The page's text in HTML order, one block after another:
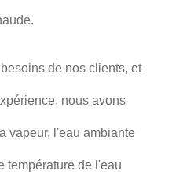
de nos clients, et
nous avons
vapeur, l'eau ambiante
température de l'eau